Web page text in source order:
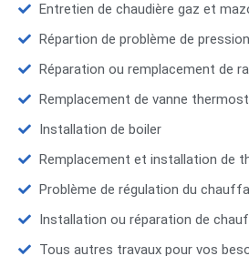
Entretien de chaudière gaz et
Répartion de problème de pression
Réparation ou remplacement de
Remplacement de vanne
Installation de boiler
Remplacement et installation de
Problème de régulation du
Installation ou réparation de
Tous autres travaux pour vos